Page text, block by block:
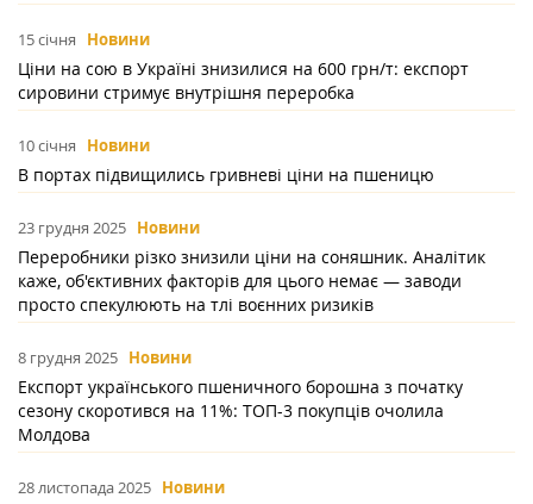
15 січня Новини
Ціни на сою в Україні знизилися на 600 грн/т: експорт
сировини стримує внутрішня переробка
10 січня Новини
В портах підвищились гривневі ціни на пшеницю
23 грудня 2025 Новини
Переробники різко знизили ціни на соняшник. Аналітик
каже, об'єктивних факторів для цього немає — заводи
просто спекулюють на тлі воєнних ризиків
8 грудня 2025 Новини
Експорт українського пшеничного борошна з початку
сезону скоротився на 11%: ТОП-3 покупців очолила
Молдова
28 листопада 2025 Новини